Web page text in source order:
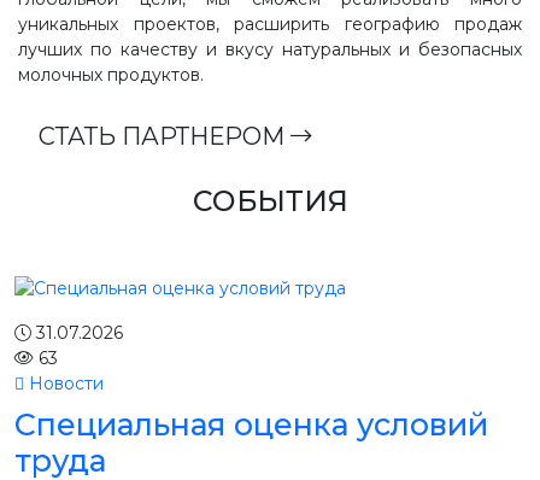
уникальных проектов, расширить географию продаж
лучших по качеству и вкусу натуральных и безопасных
молочных продуктов.
СТАТЬ ПАРТНЕРОМ
СОБЫТИЯ
31.07.2026
63
Новости
Специальная оценка условий
труда